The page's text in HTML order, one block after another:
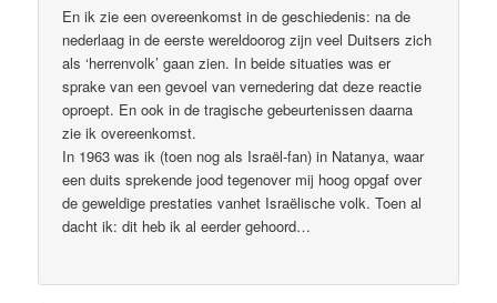
En ik zie een overeenkomst in de geschiedenis: na de
nederlaag in de eerste wereldoorog zijn veel Duitsers zich
als ‘herrenvolk’ gaan zien. In beide situaties was er
sprake van een gevoel van vernedering dat deze reactie
oproept. En ook in de tragische gebeurtenissen daarna
zie ik overeenkomst.
In 1963 was ik (toen nog als Israël-fan) in Natanya, waar
een duits sprekende jood tegenover mij hoog opgaf over
de geweldige prestaties vanhet Israëlische volk. Toen al
dacht ik: dit heb ik al eerder gehoord…